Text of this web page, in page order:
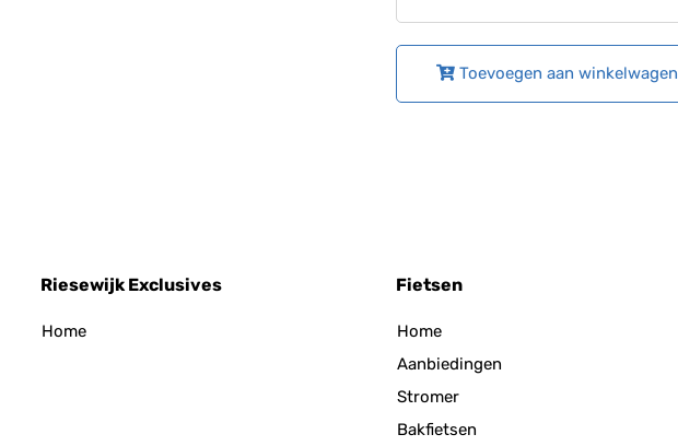
Toevoegen aan winkelwagen
Riesewijk Exclusives
Home
Fietsen
Home
Aanbiedingen
Stromer
Bakfietsen